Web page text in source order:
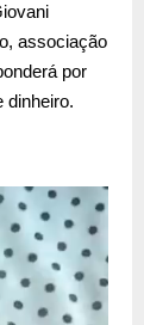
associação
por
dinheiro.